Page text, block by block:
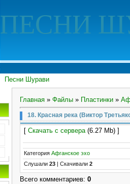
ПЕСНИ
Песни Шурави
Главная » Файлы » Пластинки »
18. Красная река (Виктор
[ Скачать с сервера(6.27 Mb) ]
Категория Афганское эхо
Слушали 23 Скачивали 2
Всего комментариев: 0